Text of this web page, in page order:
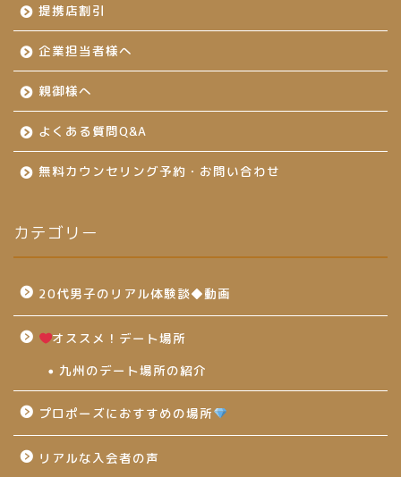
提携店割引
企業担当者様へ
親御様へ
よくある質問Q&A
無料カウンセリング予約・お問い合わせ
カテゴリー
20代男子のリアル体験談◆動画
オススメ！デート場所
九州のデート場所の紹介
プロポーズにおすすめの場所
リアルな入会者の声